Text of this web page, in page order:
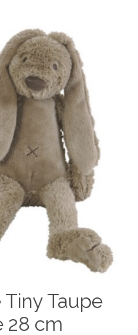
Taupe
28 cm